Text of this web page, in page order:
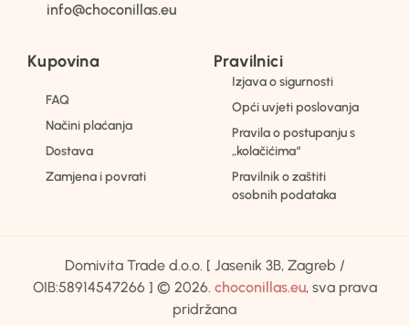
info@choconillas.eu
Kupovina
FAQ
Načini plaćanja
Dostava
Zamjena i povrati
Pravilnici
Izjava o sigurnosti
Opći uvjeti poslovanja
Pravila o postupanju s
„kolačićima“
Pravilnik o zaštiti
osobnih podataka
Domivita Trade d.o.o. [ Jasenik 3B, Zagreb /
OIB:58914547266 ] © 2026. choconillas.eu, sva prava
pridržana